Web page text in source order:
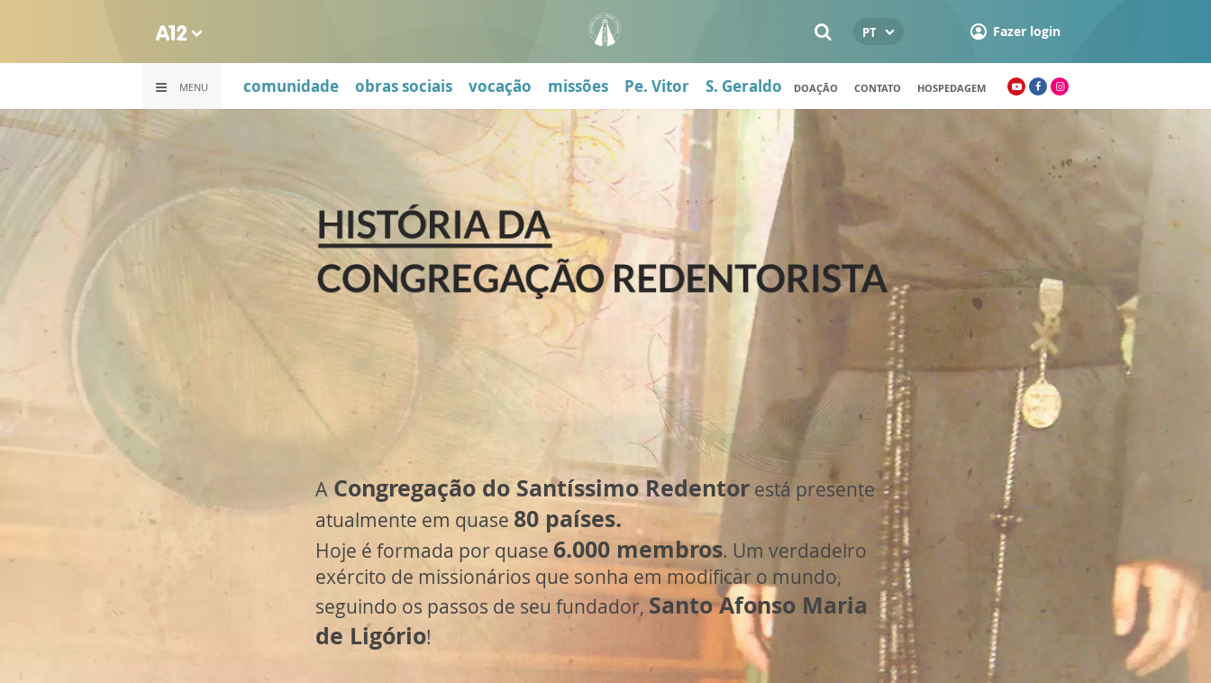
PT Fazer login
MENU comunidade obras sociais vocação missões Pe. Vitor S. Geraldo DOAÇÃO CONTATO HOSPEDAGEM
A Congregação do Santíssimo Redentor está presente
atualmente em quase 80 países.
Hoje é formada por quase 6.000 membros. Um verdadeiro
exército de missionários que sonha em modificar o mundo,
seguindo os passos de seu fundador, Santo Afonso Maria
de Ligório!